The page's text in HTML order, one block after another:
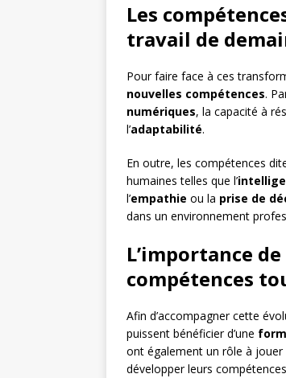
Les
travail de
Pour faire face à ces
nouvelles compétences.
numériques, la capacité à
l’adaptabilité.
En outre, les compétences
humaines telles que l’
l’empathie ou la prise de
dans un environnement
L’importance
compétences
Afin d’accompagner cette
puissent bénéficier d’une
ont également un rôle à
développer leurs